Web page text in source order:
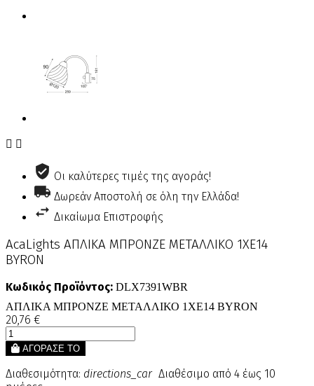
 
Οι καλύτερες τιμές της αγοράς!
Δωρεάν Αποστολή σε όλη την Ελλάδα!
Δικαίωμα Επιστροφής
AcaLights ΑΠΛΙΚΑ ΜΠΡΟΝΖΕ ΜΕΤΑΛΛΙΚΟ 1ΧΕ14
BYRON
Κωδικός Προϊόντος: DLX7391WBR
ΑΠΛΙΚΑ ΜΠΡΟΝΖΕ ΜΕΤΑΛΛΙΚΟ 1ΧΕ14 BYRON
20,76 €
ΑΓΟΡΑΣΕ ΤΟ
Διαθεσιμότητα: directions_car Διαθέσιμο από 4 έως 10